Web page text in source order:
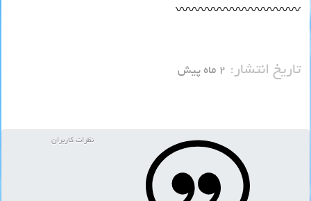
〰〰〰〰〰〰〰〰〰〰
تاریخ انتشار: ۲ ماه پیش
نظرات کاربران